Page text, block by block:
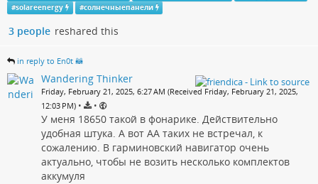
#solareenergy #солнечныепанели
3 people reshared this
in reply to En0t 🦝
Wandering Thinker
Friday, February 21, 2025, 6:27 AM (Received Friday, February 21, 2025,
12:03 PM) • •
У меня 18650 такой в фонарике. Действительно
удобная штука. А вот АА таких не встречал, к
сожалению. В гарминовский навигатор очень
актуально, чтобы не возить несколько комплектов
аккумуля